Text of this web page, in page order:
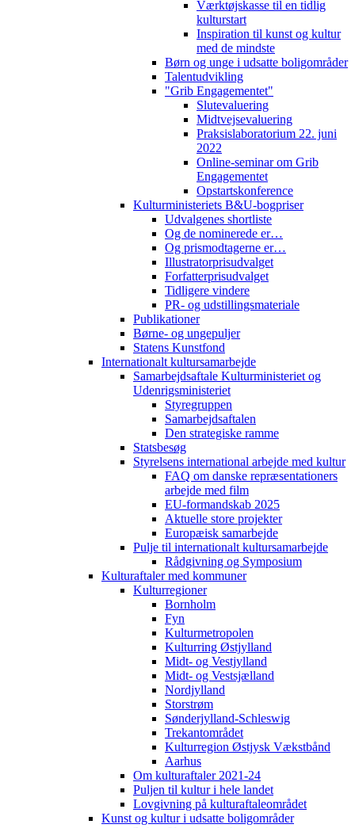
Værktøjskasse til en tidlig
kulturstart
Inspiration til kunst og kultur
med de mindste
Børn og unge i udsatte boligområder
Talentudvikling
"Grib Engagementet"
Slutevaluering
Midtvejsevaluering
Praksislaboratorium 22. juni
2022
Online-seminar om Grib
Engagementet
Opstartskonference
Kulturministeriets B&U-bogpriser
Udvalgenes shortliste
Og de nominerede er…
Og prismodtagerne er…
Illustratorprisudvalget
Forfatterprisudvalget
Tidligere vindere
PR- og udstillingsmateriale
Publikationer
Børne- og ungepuljer
Statens Kunstfond
Internationalt kultursamarbejde
Samarbejdsaftale Kulturministeriet og
Udenrigsministeriet
Styregruppen
Samarbejdsaftalen
Den strategiske ramme
Statsbesøg
Styrelsens international arbejde med kultur
FAQ om danske repræsentationers
arbejde med film
EU-formandskab 2025
Aktuelle store projekter
Europæisk samarbejde
Pulje til internationalt kultursamarbejde
Rådgivning og Symposium
Kulturaftaler med kommuner
Kulturregioner
Bornholm
Fyn
Kulturmetropolen
Kulturring Østjylland
Midt- og Vestjylland
Midt- og Vestsjælland
Nordjylland
Storstrøm
Sønderjylland-Schleswig
Trekantområdet
Kulturregion Østjysk Vækstbånd
Aarhus
Om kulturaftaler 2021-24
Puljen til kultur i hele landet
Lovgivning på kulturaftaleområdet
Kunst og kultur i udsatte boligområder